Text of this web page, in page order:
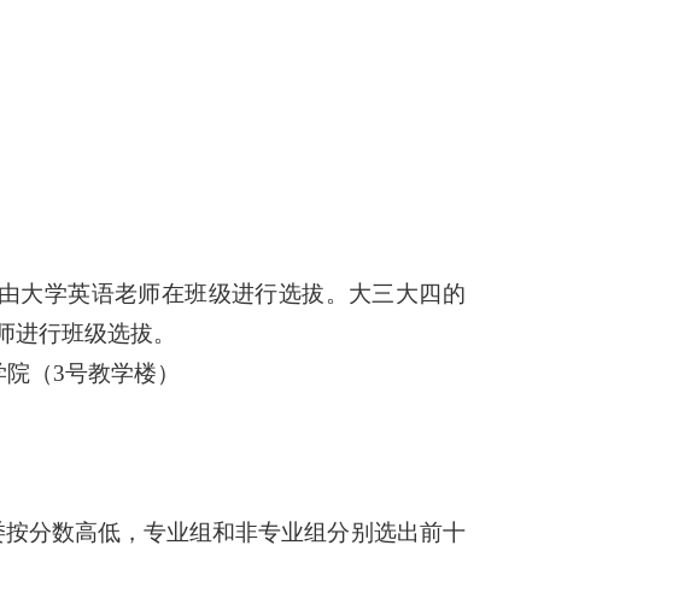
大学英语老师在班级进行选拔。大三大四的
行班级选拔。
院 （3号教学楼）
按分数高低，专业组和非专业组分别 选出前十